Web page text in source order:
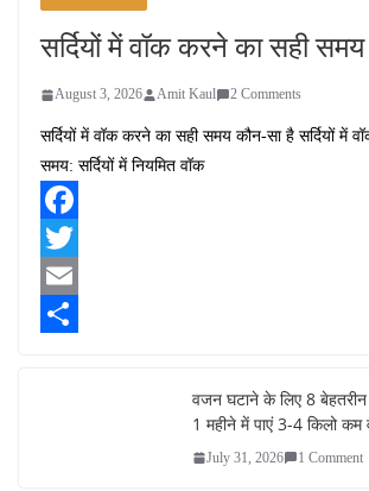
सर्दियों में वॉक करने का सही
August 3, 2026 Amit Kaul 2 Comments
सर्दियों में वॉक करने का सही समय कौन-सा है सर्दियों में
समय: सर्दियों में नियमित वॉक
F
aT
w
E
वजन घटाने के लिए 8 बेहतरीन
1 महीने में पाएं 3-4 किलो
July 31, 2026 1 Comment